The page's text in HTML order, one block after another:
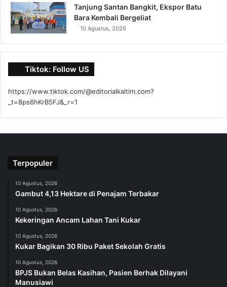
Tanjung Santan Bangkit, Ekspor Batu
Bara Kembali Bergeliat
10 Agustus, 2026
Tiktok: Follow US
https://www.tiktok.com/@editorialkaltim.com?
_t=8ps6hKrB5FJ&_r=1
Terpopuler
10 Agustus, 2026
Gambut 4,13 Hektare di Penajam Terbakar
10 Agustus, 2026
Kekeringan Ancam Lahan Tani Kukar
10 Agustus, 2026
Kukar Bagikan 30 Ribu Paket Sekolah Gratis
10 Agustus, 2026
BPJS Bukan Belas Kasihan, Pasien Berhak Dilayani
Manusiawi